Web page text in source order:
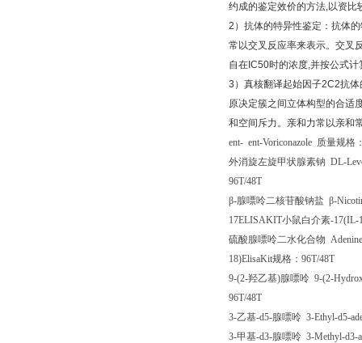
约成的鉴定效价的方法,以资比
2 ）抗体的特异性鉴定：抗体
常以交叉反应率来表示。交叉
自在 IC50时的浓度,并按公式计
3 ）真核翻译起始因子2C2抗体
原决定簇之间立体构型的合适
和空间斥力。亲和力常以亲和
ent- ent-Voriconazole 质量规格
外消旋左旋甲状腺素钠 DL-
96T/48T
β-腺嘌呤二核苷酸钠盐 β-
17ELISAKIT小鼠白介素-17(IL-
硫酸腺嘌呤二水化合物
18)ElisaKit规格： 96T/48T
9-(2-羟乙基)腺嘌呤 9-(2-
96T/48T
3-乙基-d5-腺嘌呤 3-Ethyl-d5-
3-甲基-d3-腺嘌呤 3-Methyl-d3-